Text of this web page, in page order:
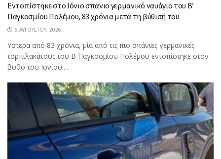
Εντοπίστηκε στο Ιόνιο σπάνιο γερμανικό ναυάγιο του Β’
Παγκοσμίου Πολέμου, 83 χρόνια μετά τη βύθισή του
6 ΑΥΓΟΎΣΤΟΥ, 2026
Υστερα από 83 χρόνια, μία από τις πιο σπάνιες γερμανικές
τορπιλακάτους του Β΄ Παγκοσμίου Πολέμου εντοπίστηκε στον
βυθό του Ιονίου....